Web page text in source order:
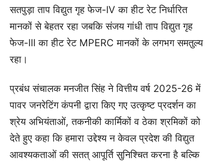
सतपुड़ा ताप विद्युत गृह फेज-IV का हीट रेट निर्धारित
मानकों से बेहतर रहा जबकि संजय गांधी ताप विद्युत गृह
फेज-III का हीट रेट MPERC मानकों के लगभग समतुल्य
रहा।
प्रबंध संचालक मनजीत सिंह ने वित्तीय वर्ष 2025-26 में
पावर जनरेटिंग कंपनी द्वारा किए गए उत्कृष्ट प्रदर्शन का
श्रेय अभ‍ियंताओं, तकनीकी कार्मिकों व ठेका श्रमिकों को
देते हुए कहा कि हमारा उद्देश्य न केवल प्रदेश की विद्युत
आवश्यकताओं की सतत् आपूर्ति सुनिश्चित करना है बल्कि